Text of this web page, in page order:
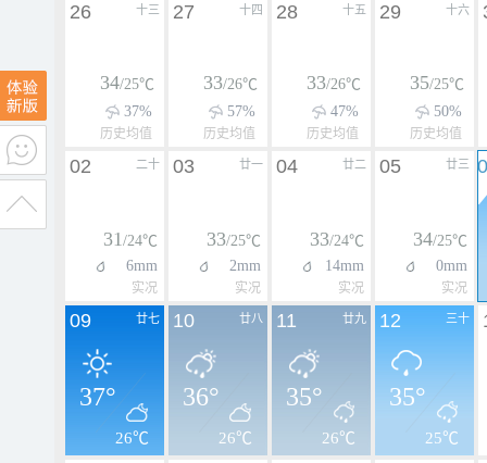
十三
26
34/25℃
37%
历史均值
十四
27
33/26℃
57%
历史均值
十五
28
33/26℃
47%
历史均值
十六
29
35/25℃
50%
历史均值
二十
02
31/24℃
6mm
实况
廿一
03
33/25℃
2mm
实况
廿二
04
33/24℃
14mm
实况
廿三
05
34/25℃
0mm
实况
廿七
09
37°
26℃
廿八
10
36°
26℃
廿九
11
35°
26℃
三十
12
35°
25℃